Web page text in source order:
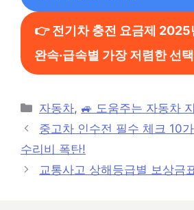
👉 전기차 충전 요금제 2025
완속·급속별 가장 저렴한 선
카
테
고
리
자동차, 🚙 도움주는 자동차
중고차 인수전 필수 체크 10
수리비 폭탄!
교통사고 상해등급별 보상금